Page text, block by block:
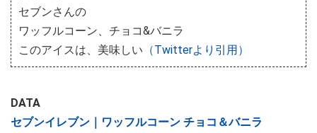
セブンさんの
ワッフルコーン、チョコ&バニラ
このアイスは、美味しい （Twitterより引用）
DATA
セブンイレブン｜ワッフルコーン チョコ＆バニラ